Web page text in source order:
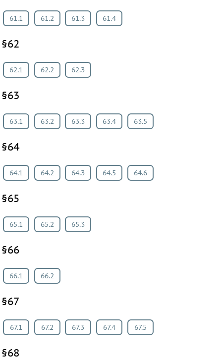
61.1 61.2 61.3 61.4
§62
62.1 62.2 62.3
§63
63.1 63.2 63.3 63.4 63.5
§64
64.1 64.2 64.3 64.5 64.6
§65
65.1 65.2 65.3
§66
66.1 66.2
§67
67.1 67.2 67.3 67.4 67.5
§68